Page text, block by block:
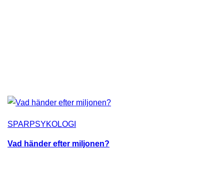
SPARPSYKOLOGI
Vad händer efter miljonen?